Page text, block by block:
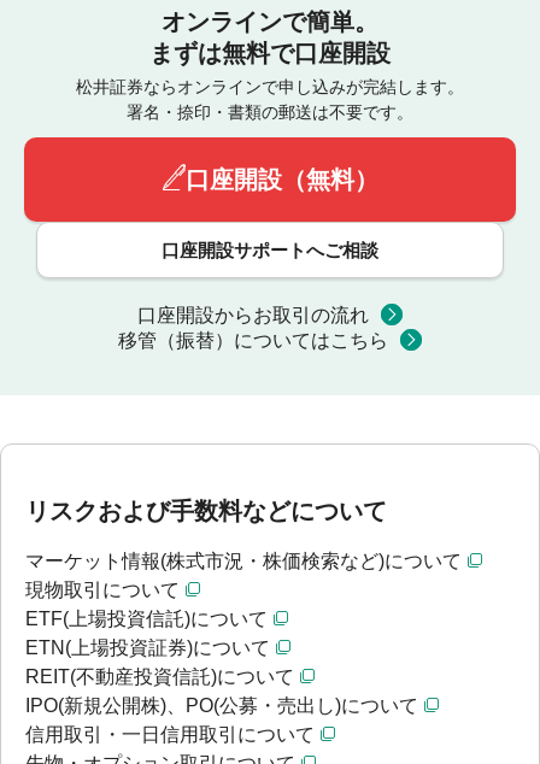
オンラインで簡単。
まずは無料で口座開設
松井証券ならオンラインで申し込みが完結します。
署名・捺印・書類の郵送は不要です。
口座開設（無料）
口座開設サポートへご相談
口座開設からお取引の流れ
移管（振替）についてはこちら
リスクおよび手数料などについて
マーケット情報(株式市況・株価検索など)について
現物取引について
ETF(上場投資信託)について
ETN(上場投資証券)について
REIT(不動産投資信託)について
IPO(新規公開株)、PO(公募・売出し)について
信用取引・一日信用取引について